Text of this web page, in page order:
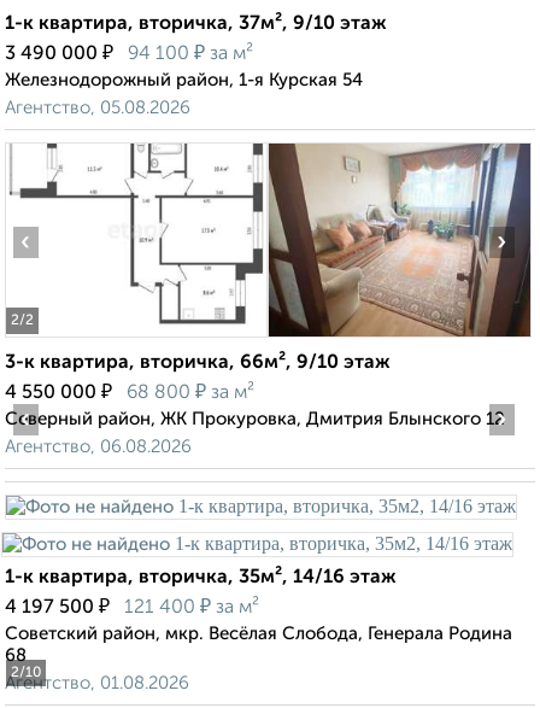
1-к квартира, вторичка, 37м², 9/10 этаж
3 490 000 ₽ 94 100 ₽ за м²
Железнодорожный район, 1-я Курская 54
Агентство, 05.08.2026
2/2
‹ ›
3-к квартира, вторичка, 66м², 9/10 этаж
4 550 000 ₽ 68 800 ₽ за м²
Северный район, ЖК Прокуровка, Дмитрия Блынского 12
Агентство, 06.08.2026
2/10
‹ ›
1-к квартира, вторичка, 35м², 14/16 этаж
4 197 500 ₽ 121 400 ₽ за м²
Советский район, мкр. Весёлая Слобода, Генерала Родина
68
Агентство, 01.08.2026